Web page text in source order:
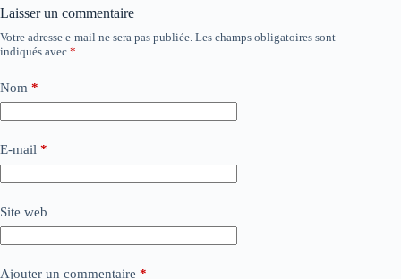
Laisser un commentaire
Votre adresse e-mail ne sera pas publiée. Les champs obligatoires sont
indiqués avec *
Nom *
E-mail *
Site web
Ajouter un commentaire *